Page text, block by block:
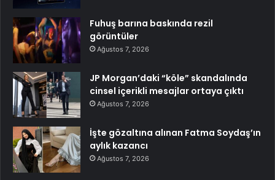
Fuhuş barına baskında rezil
görüntüler
Ağustos 7, 2026
JP Morgan’daki “köle” skandalında
cinsel içerikli mesajlar ortaya çıktı
Ağustos 7, 2026
İşte gözaltına alınan Fatma Soydaş’ın
aylık kazancı
Ağustos 7, 2026